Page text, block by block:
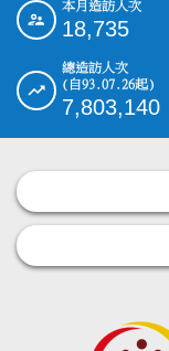
::: 本月造訪人次
18,735
總造訪人次
(自93.07.26起)
7,803,140